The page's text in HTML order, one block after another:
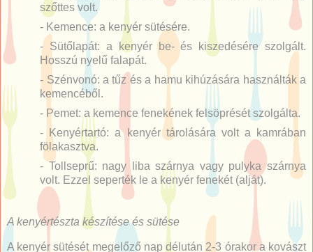
szőttes volt.
- Kemence: a kenyér sütésére.
- Sütőlapát: a kenyér be- és kiszedésére szolgált.
Hosszú nyelű falapát.
- Szénvonó: a tűz és a hamu kihúzására használták a
kemencéből.
- Pemet: a kemence fenekének felsöprését szolgálta.
- Kenyértartó: a kenyér tárolására volt a kamrában
fölakasztva.
- Tollseprű: nagy liba szárnya vagy pulyka szárnya
volt. Ezzel seperték le a kenyér fenekét (alját).
A kenyértészta készítése és sütése
A kenyér sütését megelőző nap délután 2-3 órakor a kovászt